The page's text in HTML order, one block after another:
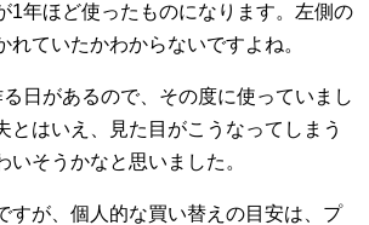
1年ほど使ったものになります。左側の
れていたかわからないですよね。
日があるので、その度に使っていまし
とはいえ、見た目がこうなってしまう
いそうかなと思いました。
すが、個人的な買い替えの目安は、プ